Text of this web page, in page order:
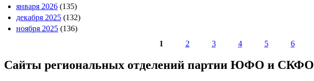
января 2026 (135)
декабря 2025 (132)
ноября 2025 (136)
1 2 3 4 5 6
Сайты региональных отделений партии ЮФО и СКФО